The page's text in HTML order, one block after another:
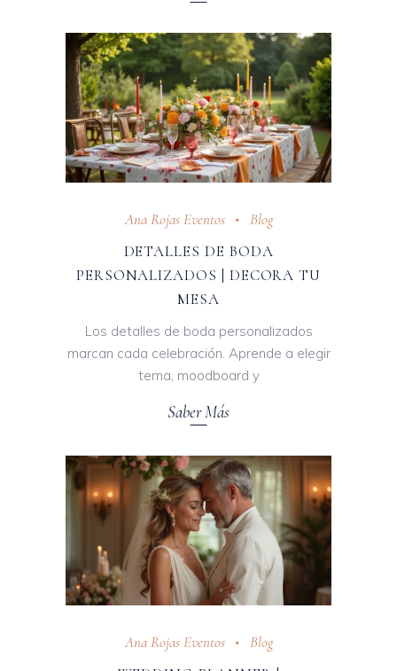
Ana Rojas Eventos
Blog
DETALLES DE BODA
PERSONALIZADOS | DECORA TU
MESA
Los detalles de boda personalizados
marcan cada celebración. Aprende a elegir
tema, moodboard y
Saber Más
Ana Rojas Eventos
Blog